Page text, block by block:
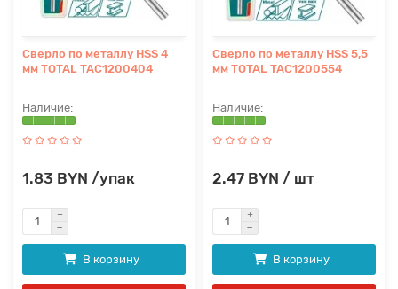
Сверло по металлу HSS 4
мм TOTAL TAC1200404
1.83 BYN /упак
В корзину
Сверло по металлу HSS 5,5
мм TOTAL TAC1200554
2.47 BYN / шт
В корзину